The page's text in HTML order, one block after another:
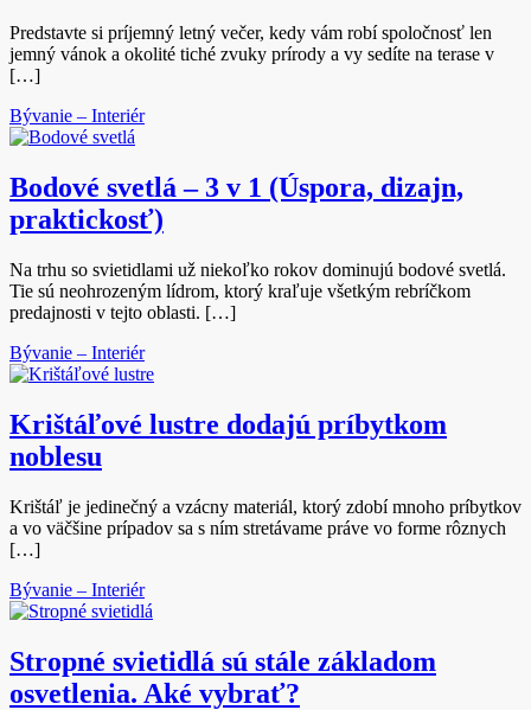
Predstavte si príjemný letný večer, kedy vám robí spoločnosť len
jemný vánok a okolité tiché zvuky prírody a vy sedíte na terase v
[…]
Bývanie – Interiér
Bodové svetlá – 3 v 1 (Úspora, dizajn,
praktickosť)
Na trhu so svietidlami už niekoľko rokov dominujú bodové svetlá.
Tie sú neohrozeným lídrom, ktorý kraľuje všetkým rebríčkom
predajnosti v tejto oblasti. […]
Bývanie – Interiér
Krištáľové lustre dodajú príbytkom
noblesu
Krištáľ je jedinečný a vzácny materiál, ktorý zdobí mnoho príbytkov
a vo väčšine prípadov sa s ním stretávame práve vo forme rôznych
[…]
Bývanie – Interiér
Stropné svietidlá sú stále základom
osvetlenia. Aké vybrať?